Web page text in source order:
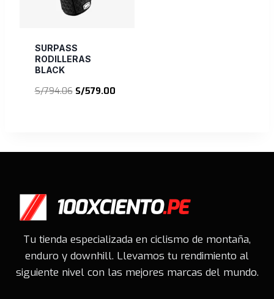
SURPASS
RODILLERAS
BLACK
S/794.06 El
S/579.00El
Tu tienda especializada en ciclismo de montaña,
enduro y downhill. Llevamos tu rendimiento al
siguiente nivel con las mejores marcas del mundo.